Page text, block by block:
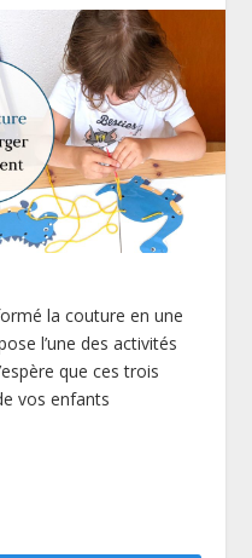
la couture en une
l’une des activités
que ces trois
vos enfants